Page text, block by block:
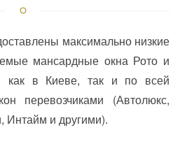
максимально низкие
мансардные окна Рото и
как в Киеве, так и по всей
перевозчиками (Автолюкс,
Интайм и другими).